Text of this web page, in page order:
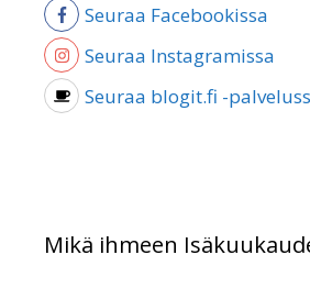
Seuraa Facebookissa
Seuraa Instagramissa
Seuraa blogit.fi -
Mikä ihmeen